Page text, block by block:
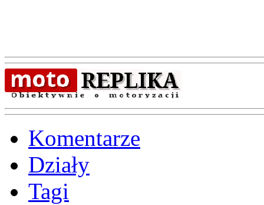
Komentarze
Działy
Tagi